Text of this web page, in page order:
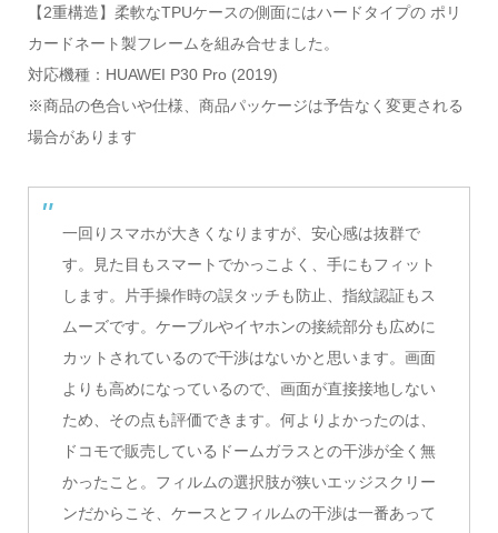
【2重構造】柔軟なTPUケースの側面にはハードタイプの ポリ
カードネート製フレームを組み合せました。
対応機種：HUAWEI P30 Pro (2019)
※商品の色合いや仕様、商品パッケージは予告なく変更される
場合があります
一回りスマホが大きくなりますが、安心感は抜群で
す。見た目もスマートでかっこよく、手にもフィット
します。片手操作時の誤タッチも防止、指紋認証もス
ムーズです。ケーブルやイヤホンの接続部分も広めに
カットされているので干渉はないかと思います。画面
よりも高めになっているので、画面が直接接地しない
ため、その点も評価できます。何よりよかったのは、
ドコモで販売しているドームガラスとの干渉が全く無
かったこと。フィルムの選択肢が狭いエッジスクリー
ンだからこそ、ケースとフィルムの干渉は一番あって